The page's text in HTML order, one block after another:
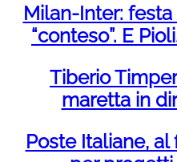
Milan-Inter:
“conteso”. E
Tiberio
maretta in
Poste Italiane,